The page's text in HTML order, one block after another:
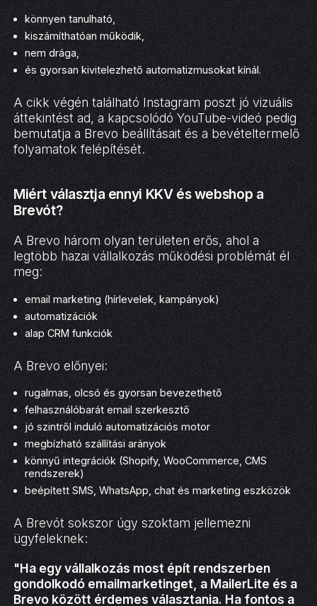
könnyen tanulható,
kiszámíthatóan működik,
nem drága,
és gyorsan kivitelezhető automatizmusokat kínál.
A cikk végén található Instagram poszt jó vizuális
áttekintést ad, a kapcsolódó YouTube-videó pedig
bemutatja a Brevo beállításait és a bevételtermelő
folyamatok felépítését.
Miért választja ennyi KKV és webshop a
Brevót?
A Brevo három olyan területen erős, ahol a
legtöbb hazai vállalkozás működési problémát él
meg:
email marketing (hírlevelek, kampányok)
automatizációk
alap CRM funkciók
A Brevo előnyei:
rugalmas, olcsó és gyorsan bevezethető
felhasználóbarát email szerkesztő
jó szintről induló automatizációs motor
megbízható szállítási arányok
könnyű integrációk (Shopify, WooCommerce, CMS
rendszerek)
beépített SMS, WhatsApp, chat és marketing eszközök
A Brevót sokszor úgy szoktam jellemezni
ügyfeleknek:
"Ha egy vállalkozás most épít rendszerben
gondolkodó emailmarketinget, a MailerLite és a
Brevo között érdemes választania. Ha fontos a